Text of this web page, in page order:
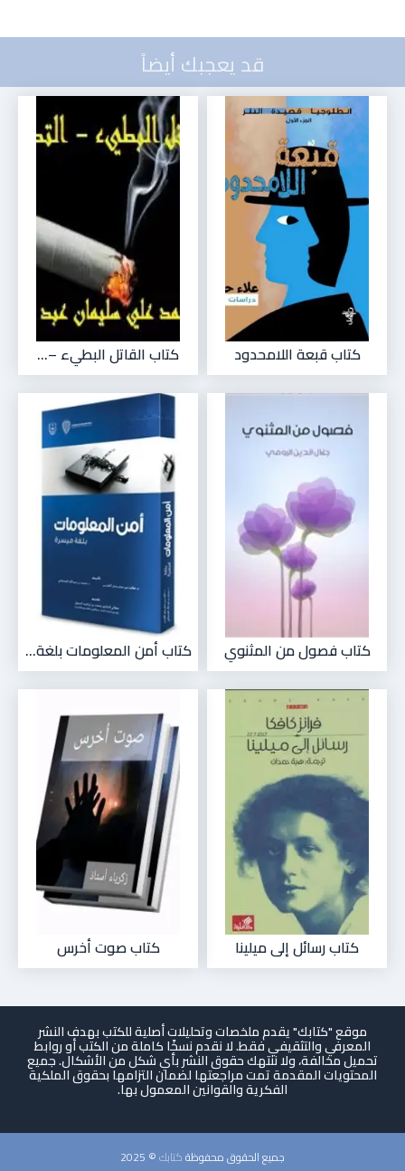
قد يعجبك أيضاً
كتاب قبعة اللامحدود كتاب القاتل البطيء –...
كتاب فصول من المثنوي كتاب أمن المعلومات بلغة...
كتاب رسائل إلى ميلينا كتاب صوت أخرس
موقع "كتابك" يقدم ملخصات وتحليلات أصلية للكتب بهدف النشر
المعرفي والتثقيفي فقط. لا نقدم نسخًا كاملة من الكتب أو روابط
تحميل مخالفة، ولا ننتهك حقوق النشر بأي شكل من الأشكال. جميع
المحتويات المقدمة تمت مراجعتها لضمان التزامها بحقوق الملكية
الفكرية والقوانين المعمول بها.
جميع الحقوق محفوظةكتابك© 2025